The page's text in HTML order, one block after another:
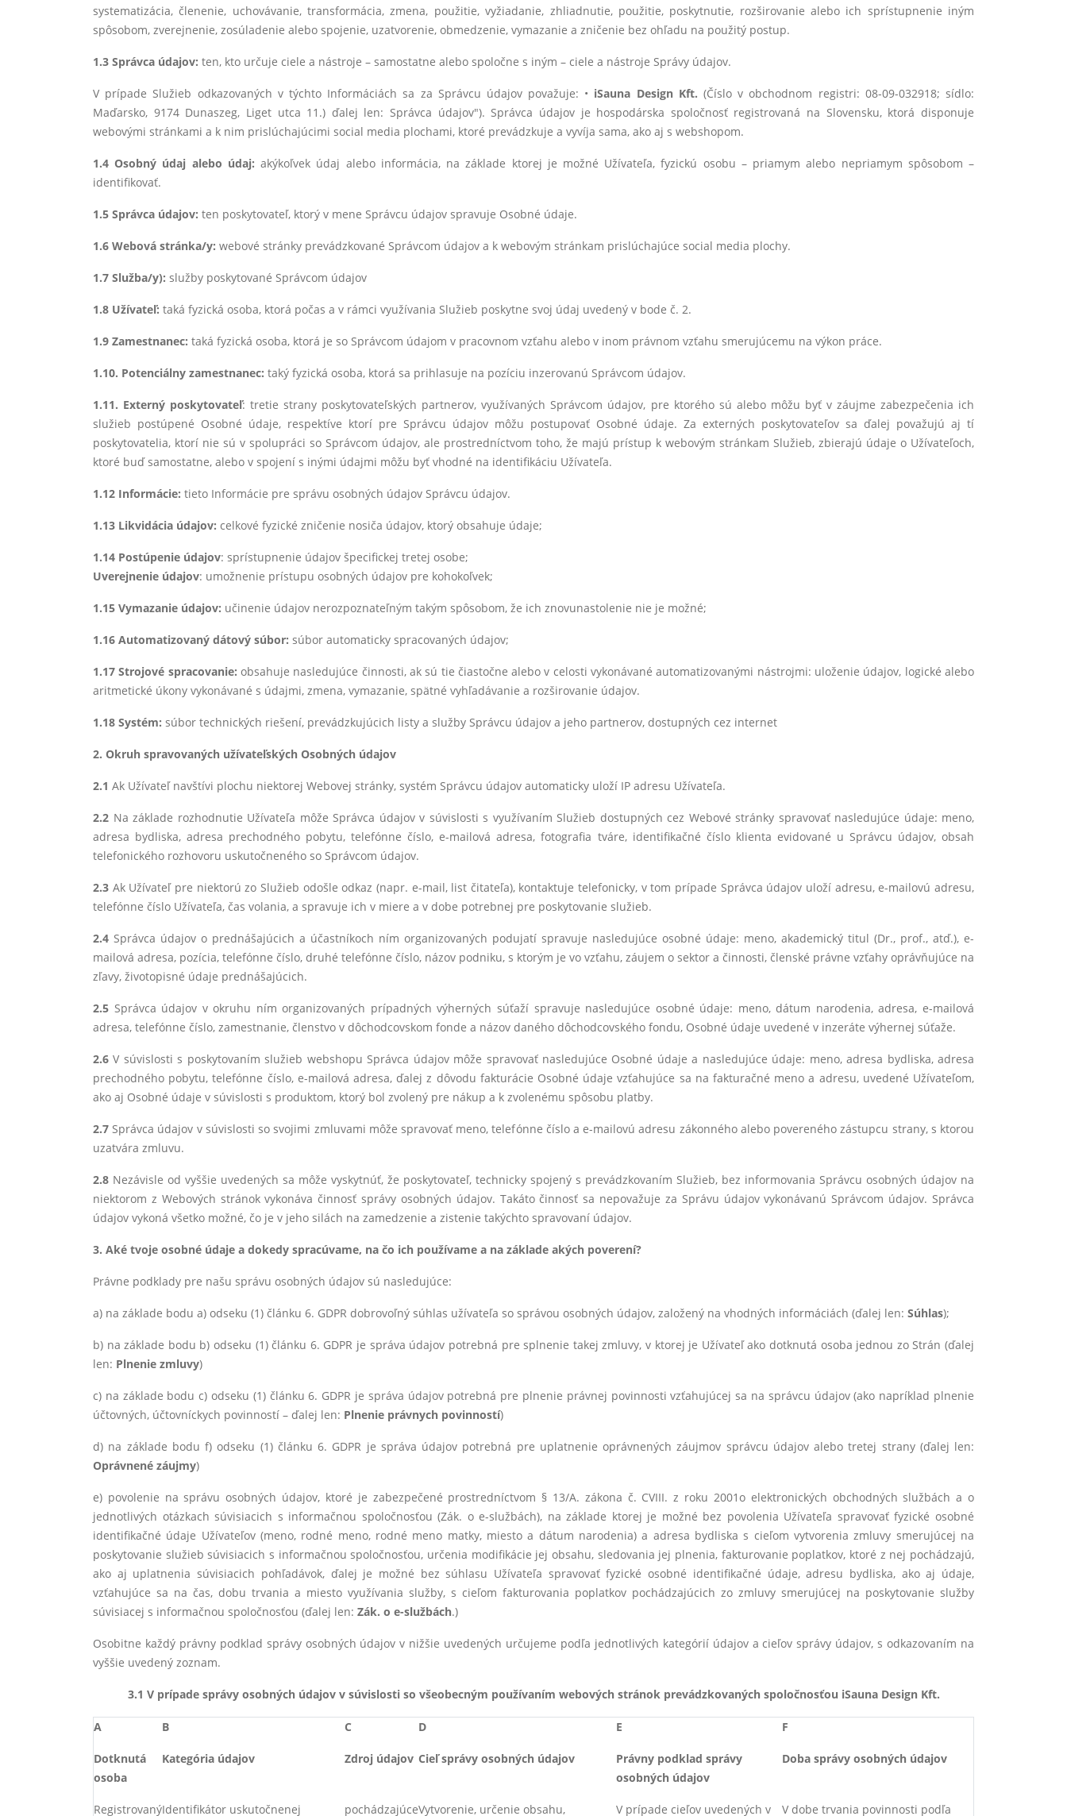
systematizácia, členenie, uchovávanie, transformácia, zmena, použitie, vyžiadanie, zhliadnutie, použitie, poskytnutie, rozširovanie alebo ich sprístupnenie iným
spôsobom, zverejnenie, zosúladenie alebo spojenie, uzatvorenie, obmedzenie, vymazanie a zničenie bez ohľadu na použitý postup.
1.3 Správca údajov: ten, kto určuje ciele a nástroje – samostatne alebo spoločne s iným – ciele a nástroje Správy údajov.
V prípade Služieb odkazovaných v týchto Informáciách sa za Správcu údajov považuje: • iSauna Design Kft. (Číslo v obchodnom registri: 08-09-032918; sídlo:
Maďarsko, 9174 Dunaszeg, Liget utca 11.) ďalej len: Správca údajov"). Správca údajov je hospodárska spoločnosť registrovaná na Slovensku, ktorá disponuje
webovými stránkami a k nim prislúchajúcimi social media plochami, ktoré prevádzkuje a vyvíja sama, ako aj s webshopom.
1.4 Osobný údaj alebo údaj: akýkoľvek údaj alebo informácia, na základe ktorej je možné Užívateľa, fyzickú osobu – priamym alebo nepriamym spôsobom –
identifikovať.
1.5 Správca údajov: ten poskytovateľ, ktorý v mene Správcu údajov spravuje Osobné údaje.
1.6 Webová stránka/y: webové stránky prevádzkované Správcom údajov a k webovým stránkam prislúchajúce social media plochy.
1.7 Služba/y): služby poskytované Správcom údajov
1.8 Užívateľ: taká fyzická osoba, ktorá počas a v rámci využívania Služieb poskytne svoj údaj uvedený v bode č. 2.
1.9 Zamestnanec: taká fyzická osoba, ktorá je so Správcom údajom v pracovnom vzťahu alebo v inom právnom vzťahu smerujúcemu na výkon práce.
1.10. Potenciálny zamestnanec: taký fyzická osoba, ktorá sa prihlasuje na pozíciu inzerovanú Správcom údajov.
1.11. Externý poskytovateľ: tretie strany poskytovateľských partnerov, využívaných Správcom údajov, pre ktorého sú alebo môžu byť v záujme zabezpečenia ich
služieb postúpené Osobné údaje, respektíve ktorí pre Správcu údajov môžu postupovať Osobné údaje. Za externých poskytovateľov sa ďalej považujú aj tí
poskytovatelia, ktorí nie sú v spolupráci so Správcom údajov, ale prostredníctvom toho, že majú prístup k webovým stránkam Služieb, zbierajú údaje o Užívateľoch,
ktoré buď samostatne, alebo v spojení s inými údajmi môžu byť vhodné na identifikáciu Užívateľa.
1.12 Informácie: tieto Informácie pre správu osobných údajov Správcu údajov.
1.13 Likvidácia údajov: celkové fyzické zničenie nosiča údajov, ktorý obsahuje údaje;
1.14 Postúpenie údajov: sprístupnenie údajov špecifickej tretej osobe;
Uverejnenie údajov: umožnenie prístupu osobných údajov pre kohokoľvek;
1.15 Vymazanie údajov: učinenie údajov nerozpoznateľným takým spôsobom, že ich znovunastolenie nie je možné;
1.16 Automatizovaný dátový súbor: súbor automaticky spracovaných údajov;
1.17 Strojové spracovanie: obsahuje nasledujúce činnosti, ak sú tie čiastočne alebo v celosti vykonávané automatizovanými nástrojmi: uloženie údajov, logické alebo
aritmetické úkony vykonávané s údajmi, zmena, vymazanie, spätné vyhľadávanie a rozširovanie údajov.
1.18 Systém: súbor technických riešení, prevádzkujúcich listy a služby Správcu údajov a jeho partnerov, dostupných cez internet
2. Okruh spravovaných užívateľských Osobných údajov
2.1 Ak Užívateľ navštívi plochu niektorej Webovej stránky, systém Správcu údajov automaticky uloží IP adresu Užívateľa.
2.2 Na základe rozhodnutie Užívateľa môže Správca údajov v súvislosti s využívaním Služieb dostupných cez Webové stránky spravovať nasledujúce údaje: meno,
adresa bydliska, adresa prechodného pobytu, telefónne číslo, e-mailová adresa, fotografia tváre, identifikačné číslo klienta evidované u Správcu údajov, obsah
telefonického rozhovoru uskutočneného so Správcom údajov.
2.3 Ak Užívateľ pre niektorú zo Služieb odošle odkaz (napr. e-mail, list čitateľa), kontaktuje telefonicky, v tom prípade Správca údajov uloží adresu, e-mailovú adresu,
telefónne číslo Užívateľa, čas volania, a spravuje ich v miere a v dobe potrebnej pre poskytovanie služieb.
2.4 Správca údajov o prednášajúcich a účastníkoch ním organizovaných podujatí spravuje nasledujúce osobné údaje: meno, akademický titul (Dr., prof., atď.), e-
mailová adresa, pozícia, telefónne číslo, druhé telefónne číslo, názov podniku, s ktorým je vo vzťahu, záujem o sektor a činnosti, členské právne vzťahy oprávňujúce na
zľavy, životopisné údaje prednášajúcich.
2.5 Správca údajov v okruhu ním organizovaných prípadných výherných súťaží spravuje nasledujúce osobné údaje: meno, dátum narodenia, adresa, e-mailová
adresa, telefónne číslo, zamestnanie, členstvo v dôchodcovskom fonde a názov daného dôchodcovského fondu, Osobné údaje uvedené v inzeráte výhernej súťaže.
2.6 V súvislosti s poskytovaním služieb webshopu Správca údajov môže spravovať nasledujúce Osobné údaje a nasledujúce údaje: meno, adresa bydliska, adresa
prechodného pobytu, telefónne číslo, e-mailová adresa, ďalej z dôvodu fakturácie Osobné údaje vzťahujúce sa na fakturačné meno a adresu, uvedené Užívateľom,
ako aj Osobné údaje v súvislosti s produktom, ktorý bol zvolený pre nákup a k zvolenému spôsobu platby.
2.7 Správca údajov v súvislosti so svojimi zmluvami môže spravovať meno, telefónne číslo a e-mailovú adresu zákonného alebo povereného zástupcu strany, s ktorou
uzatvára zmluvu.
2.8 Nezávisle od vyššie uvedených sa môže vyskytnúť, že poskytovateľ, technicky spojený s prevádzkovaním Služieb, bez informovania Správcu osobných údajov na
niektorom z Webových stránok vykonáva činnosť správy osobných údajov. Takáto činnosť sa nepovažuje za Správu údajov vykonávanú Správcom údajov. Správca
údajov vykoná všetko možné, čo je v jeho silách na zamedzenie a zistenie takýchto spravovaní údajov.
3. Aké tvoje osobné údaje a dokedy spracúvame, na čo ich používame a na základe akých poverení?
Právne podklady pre našu správu osobných údajov sú nasledujúce:
a) na základe bodu a) odseku (1) článku 6. GDPR dobrovoľný súhlas užívateľa so správou osobných údajov, založený na vhodných informáciách (ďalej len: Súhlas);
b) na základe bodu b) odseku (1) článku 6. GDPR je správa údajov potrebná pre splnenie takej zmluvy, v ktorej je Užívateľ ako dotknutá osoba jednou zo Strán (ďalej
len: Plnenie zmluvy)
c) na základe bodu c) odseku (1) článku 6. GDPR je správa údajov potrebná pre plnenie právnej povinnosti vzťahujúcej sa na správcu údajov (ako napríklad plnenie
účtovných, účtovníckych povinností – ďalej len: Plnenie právnych povinností)
d) na základe bodu f) odseku (1) článku 6. GDPR je správa údajov potrebná pre uplatnenie oprávnených záujmov správcu údajov alebo tretej strany (ďalej len:
Oprávnené záujmy)
e) povolenie na správu osobných údajov, ktoré je zabezpečené prostredníctvom § 13/A. zákona č. CVIII. z roku 2001o elektronických obchodných službách a o
jednotlivých otázkach súvisiacich s informačnou spoločnosťou (Zák. o e-službách), na základe ktorej je možné bez povolenia Užívateľa spravovať fyzické osobné
identifikačné údaje Užívateľov (meno, rodné meno, rodné meno matky, miesto a dátum narodenia) a adresa bydliska s cieľom vytvorenia zmluvy smerujúcej na
poskytovanie služieb súvisiacich s informačnou spoločnosťou, určenia modifikácie jej obsahu, sledovania jej plnenia, fakturovanie poplatkov, ktoré z nej pochádzajú,
ako aj uplatnenia súvisiacich pohľadávok, ďalej je možné bez súhlasu Užívateľa spravovať fyzické osobné identifikačné údaje, adresu bydliska, ako aj údaje,
vzťahujúce sa na čas, dobu trvania a miesto využívania služby, s cieľom fakturovania poplatkov pochádzajúcich zo zmluvy smerujúcej na poskytovanie služby
súvisiacej s informačnou spoločnosťou (ďalej len: Zák. o e-službách.)
Osobitne každý právny podklad správy osobných údajov v nižšie uvedených určujeme podľa jednotlivých kategórií údajov a cieľov správy údajov, s odkazovaním na
vyššie uvedený zoznam.
3.1 V prípade správy osobných údajov v súvislosti so všeobecným používaním webových stránok prevádzkovaných spoločnosťou iSauna Design Kft.
A B C D E F
Dotknutá
osoba
Kategória údajov Zdroj údajov Cieľ správy osobných údajov
Právny podklad správy
osobných údajov
Doba správy osobných údajov
RegistrovanýIdentifikátor uskutočnenej pochádzajúceVytvorenie, určenie obsahu, V prípade cieľov uvedených v V dobe trvania povinnosti podľa